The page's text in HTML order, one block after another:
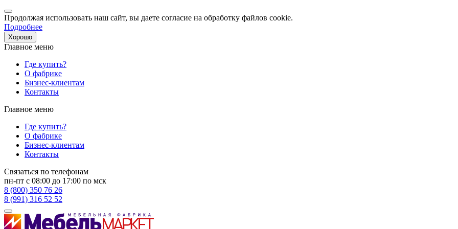
Продолжая использовать наш сайт, вы даете согласие на обработку файлов cookie.
Подробнее
Хорошо
Главное меню
Где купить?
О фабрике
Бизнес-клиентам
Контакты
Главное меню
Где купить?
О фабрике
Бизнес-клиентам
Контакты
Связаться по телефонам
пн-пт с 08:00 до 17:00 по мск
8 (800) 350 76 26
8 (991) 316 52 52